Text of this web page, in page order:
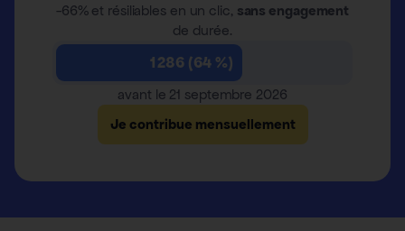
-66% et résiliables en un clic, sans engagement
de durée.
1 286 (64 %)
avant le 21 septembre 2026
Je contribue mensuellement